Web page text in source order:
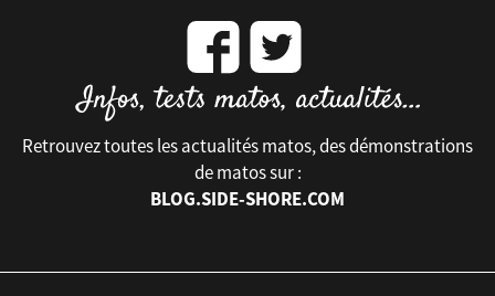
Retrouvez toutes les actualités matos, des démonstrations
de matos sur :
BLOG.SIDE-SHORE.COM